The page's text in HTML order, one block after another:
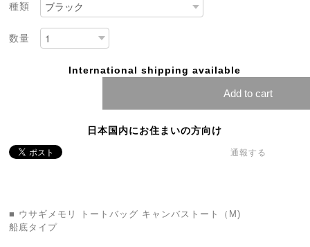
種類
数量
International shipping available
Add to cart
日本国内にお住まいの方向け
通報する
■ ウサギメモリ トートバッグ キャンバストート（M)
船底タイプ